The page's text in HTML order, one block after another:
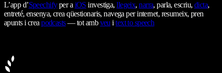
L’app d’Speechifyper aiOS investiga,llegeix,narra, parla, escriu, dicta,
entreté, ensenya, crea qüestionaris, navega per internet, resumeix, pren
apunts i creapodcasts— tot ambveuitext to speech